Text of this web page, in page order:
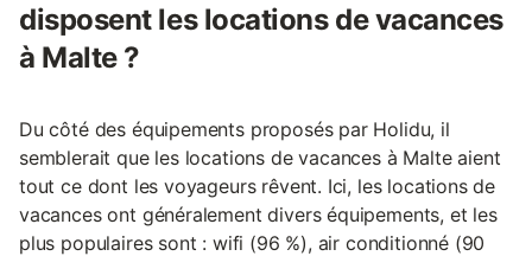
disposent les locations de vacances
à Malte ?
Du côté des équipements proposés par Holidu, il
semblerait que les locations de vacances à Malte aient
tout ce dont les voyageurs rêvent. Ici, les locations de
vacances ont généralement divers équipements, et les
plus populaires sont : wifi (96 %), air conditionné (90